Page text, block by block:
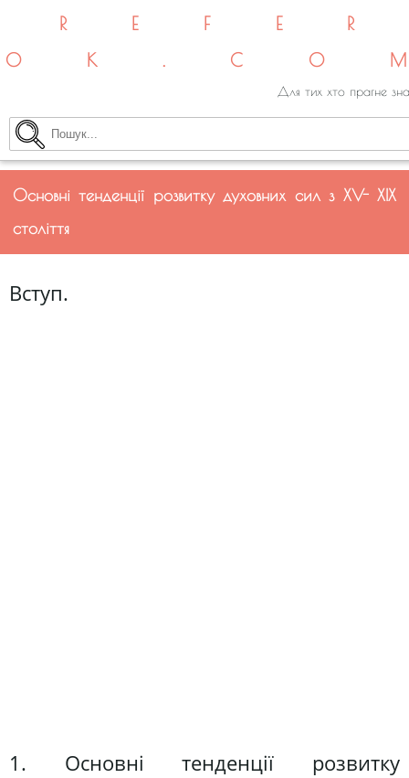
Для тих хто прагне
Основні тенденції розвитку духовних сил з XV- XIX
століття
Вступ.
1. Основні тенденції розвитку